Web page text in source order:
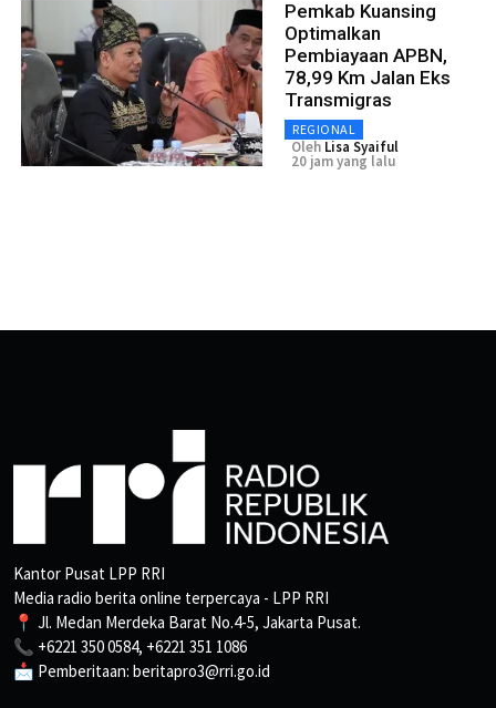
Pemkab Kuansing
Optimalkan
Pembiayaan APBN,
78,99 Km Jalan Eks
Transmigras
REGIONAL
Oleh Lisa Syaiful
20 jam yang lalu
Kantor Pusat LPP RRI
Media radio berita online terpercaya - LPP RRI
📍 Jl. Medan Merdeka Barat No.4-5, Jakarta Pusat.
📞 +6221 350 0584, +6221 351 1086
📩 Pemberitaan: beritapro3@rri.go.id